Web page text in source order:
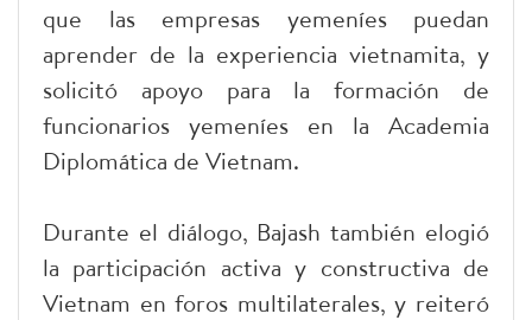
que las empresas yemeníes puedan
aprender de la experiencia vietnamita, y
solicitó apoyo para la formación de
funcionarios yemeníes en la Academia
Diplomática de Vietnam.
Durante el diálogo, Bajash también elogió
la participación activa y constructiva de
Vietnam en foros multilaterales, y reiteró